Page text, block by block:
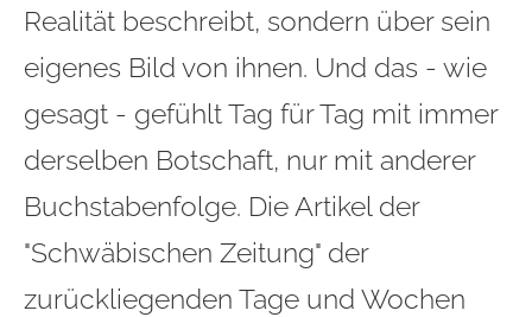
Realität beschreibt, sondern über sein
eigenes Bild von ihnen. Und das - wie
gesagt - gefühlt Tag für Tag mit immer
derselben Botschaft, nur mit anderer
Buchstabenfolge. Die Artikel der
"Schwäbischen Zeitung" der
zurückliegenden Tage und Wochen